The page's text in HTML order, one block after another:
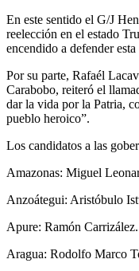
En este sentido el G/J
reelección en el estado
encendido a defender
Por su parte, Rafaél
Carabobo, reiteró el
dar la vida por la Patria,
pueblo heroico”.
Los candidatos a las
Amazonas: Miguel
Anzoátegui: Aristóbulo
Apure: Ramón Carrizález.
Aragua: Rodolfo Marco